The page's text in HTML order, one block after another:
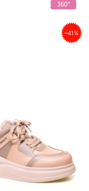
360°
–41%